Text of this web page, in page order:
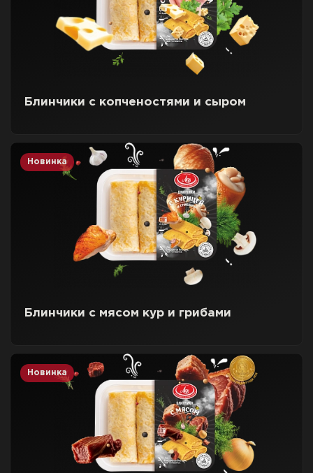
Блинчики с копченостями и сыром
Новинка
Блинчики с мясом кур и грибами
Новинка